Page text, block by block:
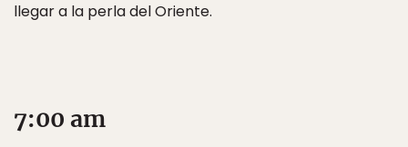
llegar a la perla del Oriente.
7:00 am